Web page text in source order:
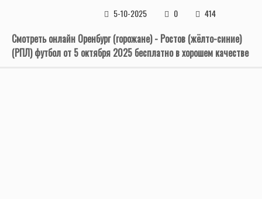
5-10-2025
0 414
Смотреть онлайн Оренбург (горожане) - Ростов (жёлто-синие)
(РПЛ) футбол от 5 октября 2025 бесплатно в хорошем качестве